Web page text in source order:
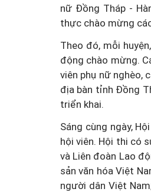
nữ Đồng Tháp -
thực chào mừng
Theo đó, mỗi
động chào mừng.
viên phụ nữ nghèo,
địa bàn tỉnh Đồng
triển khai.
Sáng cùng ngày,
hội viên. Hội thi có
và Liên đoàn Lao
sản văn hóa Việt
người dân Việt